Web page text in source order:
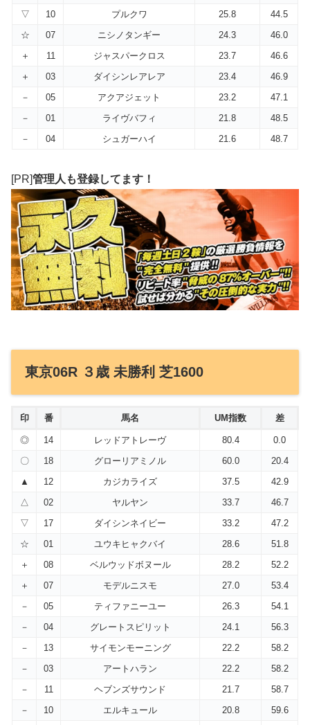
▽
10 プルクワ 25.8
44.5
☆
07 ニシノタンギー 24.3
46.0
＋
11 ジャスパークロス 23.7
46.6
＋
03 ダイシンレアレア 23.4
46.9
－
05 アクアジェット 23.2
47.1
－
01 ライヴバフィ 21.8
48.5
－
04 シュガーハイ 21.6 48.7
[PR]管理人も登録してます！
東京06R ３歳 未勝利 芝1600
印 番 馬名 UM指数 差
◎ 14 レッドアトレーヴ 80.4
0.0
〇
18 グローリアミノル 60.0
20.4
▲
12 カジカライズ 37.5
42.9
△
02 ヤルヤン 33.7
46.7
▽
17 ダイシンネイビー 33.2
47.2
☆
01 ユウキヒャクバイ 28.6
51.8
＋
08 ベルウッドボヌール 28.2
52.2
＋
07 モデルニスモ 27.0
53.4
－
05 ティファニーユー 26.3
54.1
－
04 グレートスピリット 24.1
56.3
－
13 サイモンモーニング 22.2
58.2
－
03 アートハラン 22.2
58.2
－
11 ヘブンズサウンド 21.7
58.7
－
10 エルキュール 20.8
59.6